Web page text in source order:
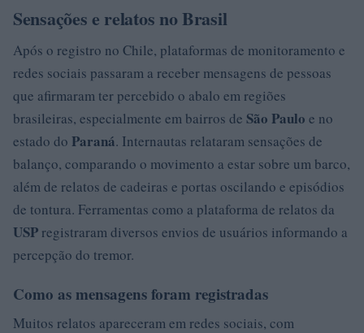
Sensações e relatos no Brasil
Após o registro no Chile, plataformas de monitoramento e
redes sociais passaram a receber mensagens de pessoas
que afirmaram ter percebido o abalo em regiões
brasileiras, especialmente em bairros de São Paulo e no
estado do Paraná. Internautas relataram sensações de
balanço, comparando o movimento a estar sobre um barco,
além de relatos de cadeiras e portas oscilando e episódios
de tontura. Ferramentas como a plataforma de relatos da
USP registraram diversos envios de usuários informando a
percepção do tremor.
Como as mensagens foram registradas
Muitos relatos apareceram em redes sociais, com